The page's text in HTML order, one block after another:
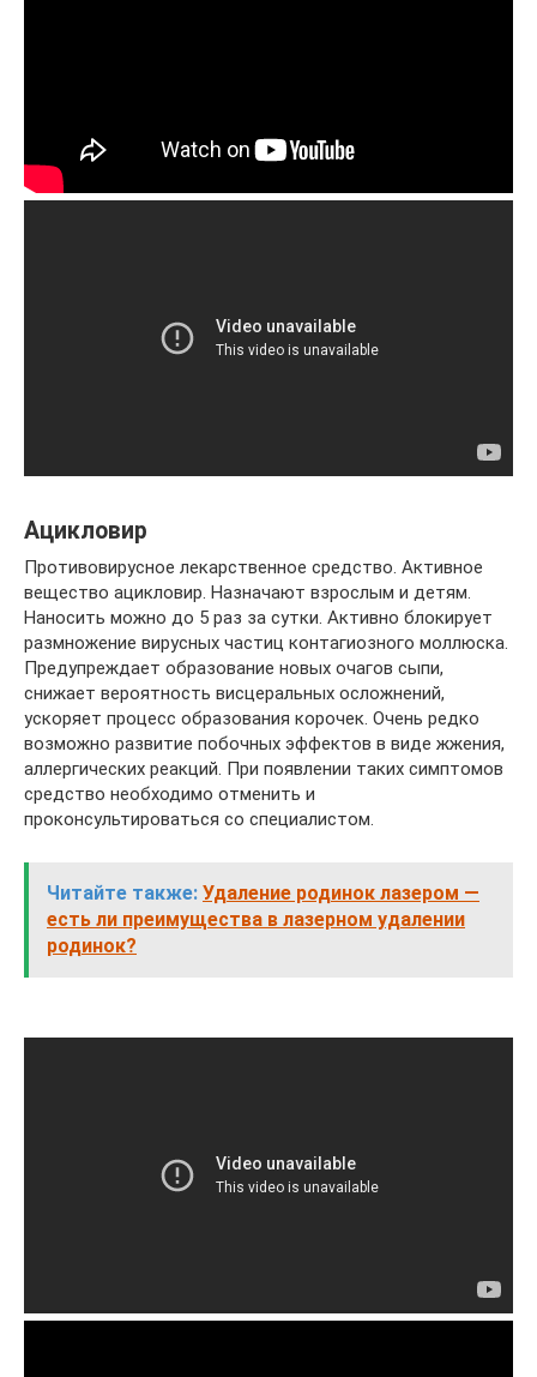
Ацикловир
Противовирусное лекарственное средство. Активное
вещество ацикловир. Назначают взрослым и детям.
Наносить можно до 5 раз за сутки. Активно блокирует
размножение вирусных частиц контагиозного моллюска.
Предупреждает образование новых очагов сыпи,
снижает вероятность висцеральных осложнений,
ускоряет процесс образования корочек. Очень редко
возможно развитие побочных эффектов в виде жжения,
аллергических реакций. При появлении таких симптомов
средство необходимо отменить и
проконсультироваться со специалистом.
Читайте также: Удаление родинок лазером —
есть ли преимущества в лазерном удалении
родинок?